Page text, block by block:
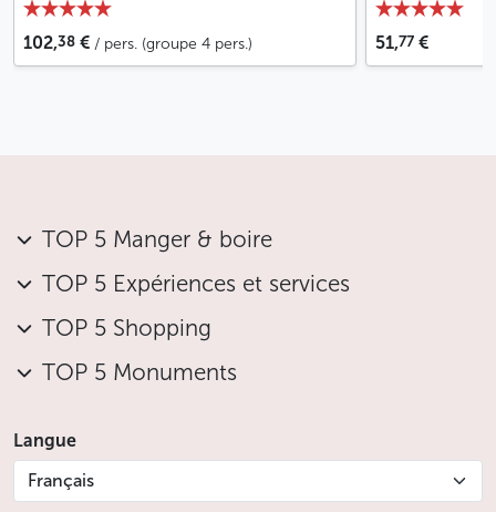
102,38 € / pers. (groupe 4 pers.) 51,77 €
TOP 5 Manger & boire
TOP 5 Expériences et services
TOP 5 Shopping
TOP 5 Monuments
Langue
Français